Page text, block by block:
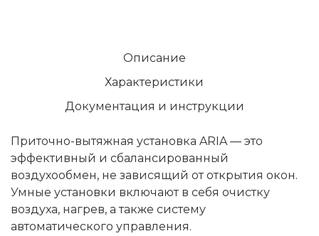
Описание
Характеристики
Документация и инструкции
Приточно-вытяжная установка ARIA — это
эффективный и сбалансированный
воздухообмен, не зависящий от открытия окон.
Умные установки включают в себя очистку
воздуха, нагрев, а также систему
автоматического управления.